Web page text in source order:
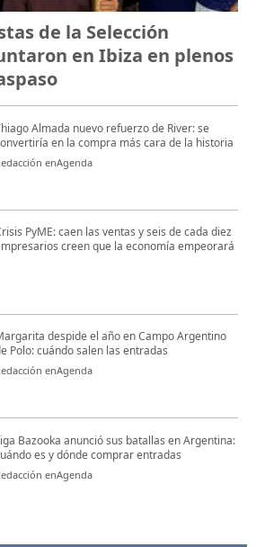
de la Selección
en Ibiza en plenos
Almada nuevo refuerzo de River: se
en la compra más cara de la historia
enAgenda
PyME: caen las ventas y seis de cada diez
creen que la economía empeorará
despide el año en Campo Argentino
Polo: cuándo salen las entradas
enAgenda
Bazooka anunció sus batallas en Argentina:
es y dónde comprar entradas
enAgenda